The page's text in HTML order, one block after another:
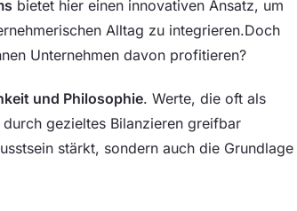
bietet hier einen innovativen Ansatz, um
Alltag zu integrieren.Doch
Unternehmen davon profitieren?
und Philosophie. Werte, die oft als
gezieltes Bilanzieren greifbar
stärkt, sondern auch die Grundlage